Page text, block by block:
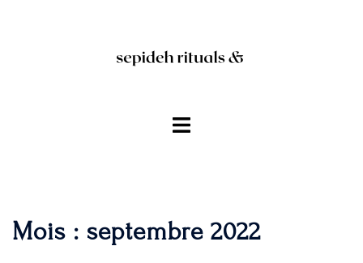
Ouvrir/fermer
Mois : septembre 2022